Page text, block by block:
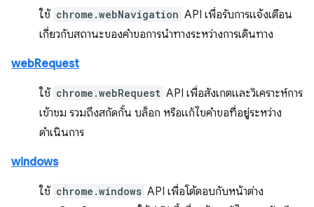
ใช้ chrome.webNavigation API เพื่อรับการแจ้งเตือน
เกี่ยวกับสถานะของคำขอการนำทางระหว่างการเดินทาง
webRequest
ใช้ chrome.webRequest API เพื่อสังเกตและวิเคราะห์การ
เข้าชม รวมถึงสกัดกั้น บล็อก หรือแก้ไขคำขอที่อยู่ระหว่าง
ดำเนินการ
windows
ใช้ chrome.windows API เพื่อโต้ตอบกับหน้าต่าง